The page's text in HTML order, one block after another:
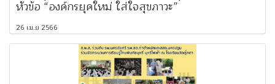
หัวข้อ “องค์กรยุคใหม่ ใส่ใจสุขภาวะ”
26 เม.ย 2566